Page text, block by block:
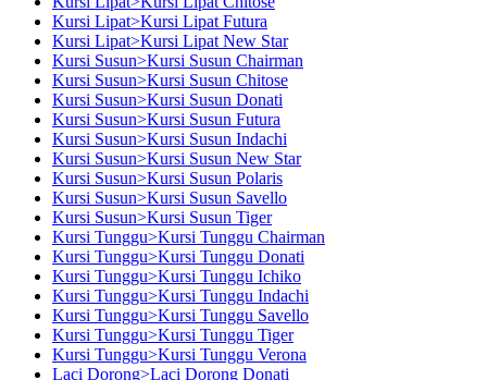
Kursi Lipat>Kursi Lipat Futura
Kursi Lipat>Kursi Lipat New Star
Kursi Susun>Kursi Susun Chairman
Kursi Susun>Kursi Susun Chitose
Kursi Susun>Kursi Susun Donati
Kursi Susun>Kursi Susun Futura
Kursi Susun>Kursi Susun Indachi
Kursi Susun>Kursi Susun New Star
Kursi Susun>Kursi Susun Polaris
Kursi Susun>Kursi Susun Savello
Kursi Susun>Kursi Susun Tiger
Kursi Tunggu>Kursi Tunggu Chairman
Kursi Tunggu>Kursi Tunggu Donati
Kursi Tunggu>Kursi Tunggu Ichiko
Kursi Tunggu>Kursi Tunggu Indachi
Kursi Tunggu>Kursi Tunggu Savello
Kursi Tunggu>Kursi Tunggu Tiger
Kursi Tunggu>Kursi Tunggu Verona
Laci Dorong>Laci Dorong Donati